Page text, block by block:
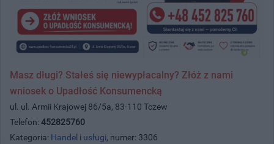
Masz długi? Stałeś się niewypłacalny? Złóż z nami
wniosek o Upadłość Konsumencką
ul. ul. Armii Krajowej 86/5a, 83-110 Tczew
Telefon: 452825760
Kategoria: Handel i usługi, numer: 3306